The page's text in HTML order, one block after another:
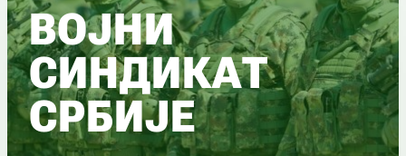
ВОЈНИ
СИНДИКАТ
СРБИЈЕ